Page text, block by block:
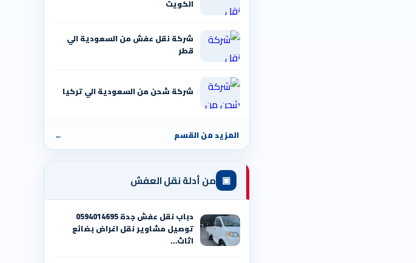
الكويت
شركة نقل عفش من السعودية الي
قطر
شركة شحن من السعودية الي تركيا
المزيد من القسم ←
▣ من أدلة نقل العفش
دباب نقل عفش جدة 0594014695
توصيل مشاوير نقل اغراض بضائع
اثاث…